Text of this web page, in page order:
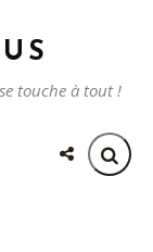
touche à tout !